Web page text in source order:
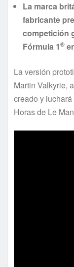
La marca
fabricante
competición
Fórmula 1®
La versión
Martin Valkyrie,
creado y
Horas de Le